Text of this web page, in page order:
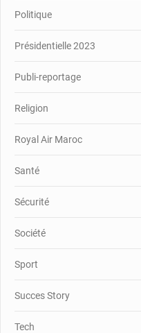
Politique
Présidentielle 2023
Publi-reportage
Religion
Royal Air Maroc
Santé
Sécurité
Société
Sport
Succes Story
Tech